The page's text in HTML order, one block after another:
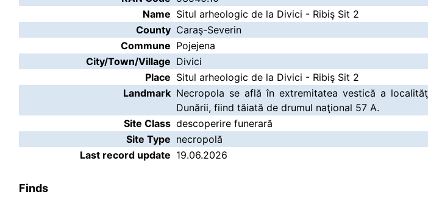
Name Situl arheologic de la Divici - Ribiş Sit 2
County Caraş-Severin
Commune Pojejena
City/Town/Village Divici
Place Situl arheologic de la Divici - Ribiş Sit 2
Landmark Necropola se află în extremitatea vestică a
Dunării, fiind tăiată de drumul naţional 57 A.
Site Class descoperire funerară
Site Type necropolă
Last record update 19.06.2026
Finds